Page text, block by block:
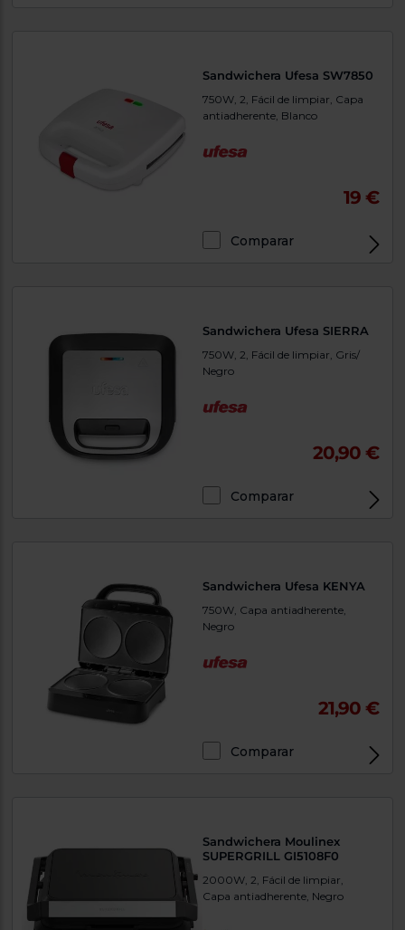
Sandwichera Ufesa SW7850
750W, 2, Fácil de limpiar, Capa
antiadherente, Blanco
19 €
Comparar
Sandwichera Ufesa SIERRA
750W, 2, Fácil de limpiar, Gris/
Negro
20,90 €
Comparar
Sandwichera Ufesa KENYA
750W, Capa antiadherente,
Negro
21,90 €
Comparar
Sandwichera Moulinex
SUPERGRILL GI5108F0
2000W, 2, Fácil de limpiar,
Capa antiadherente, Negro